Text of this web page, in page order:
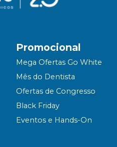
Promocional
Mega Ofertas Go White
Mês do Dentista
Ofertas de Congresso
Black Friday
Eventos e Hands-On